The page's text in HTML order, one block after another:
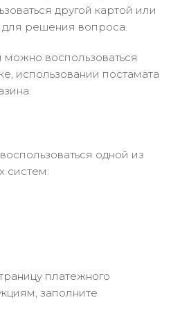
другой картой или
для решения вопроса.
воспользоваться
использовании постамата
одной из
систем:
платежного
заполните